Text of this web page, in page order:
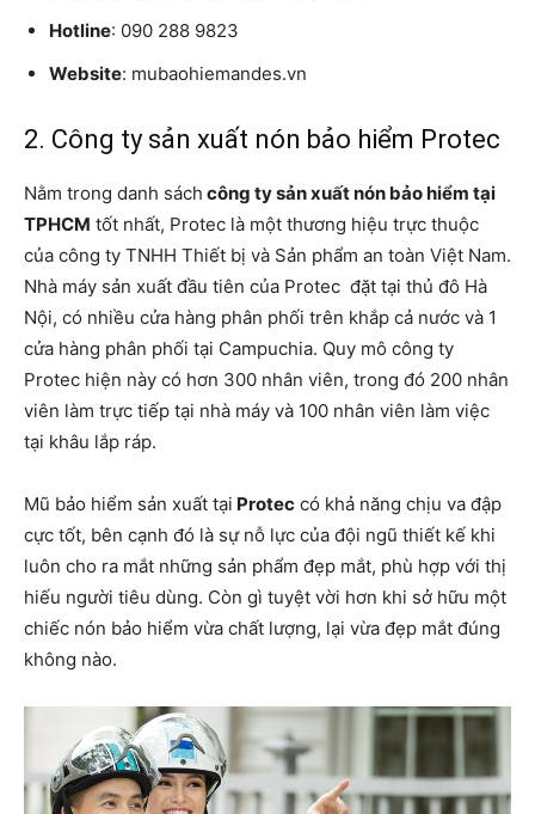
Hotline: 090 288 9823
Website: mubaohiemandes.vn
2. Công ty sản xuất nón bảo hiểm Protec
Nằm trong danh sách công ty sản xuất nón bảo hiểm tại
TPHCM tốt nhất, Protec là một thương hiệu trực thuộc
của công ty TNHH Thiết bị và Sản phẩm an toàn Việt Nam.
Nhà máy sản xuất đầu tiên của Protec đặt tại thủ đô Hà
Nội, có nhiều cửa hàng phân phối trên khắp cả nước và 1
cửa hàng phân phối tại Campuchia. Quy mô công ty
Protec hiện này có hơn 300 nhân viên, trong đó 200 nhân
viên làm trực tiếp tại nhà máy và 100 nhân viên làm việc
tại khâu lắp ráp.
Mũ bảo hiểm sản xuất tại Protec có khả năng chịu va đập
cực tốt, bên cạnh đó là sự nỗ lực của đội ngũ thiết kế khi
luôn cho ra mắt những sản phẩm đẹp mắt, phù hợp với thị
hiếu người tiêu dùng. Còn gì tuyệt vời hơn khi sở hữu một
chiếc nón bảo hiểm vừa chất lượng, lại vừa đẹp mắt đúng
không nào.